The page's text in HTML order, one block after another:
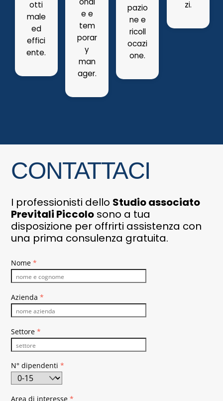
otti
male
ed
effici
ente.
e e
tem
porar
y
man
ager.
pazio
ne e
ricoll
ocazi
one.
zi.
CONTATTACI
I professionisti dello Studio associato
Previtali Piccolo sono a tua
disposizione per offrirti assistenza con
una prima consulenza gratuita.
Nome*
Azienda*
Settore*
N° dipendenti*
Area di interesse*